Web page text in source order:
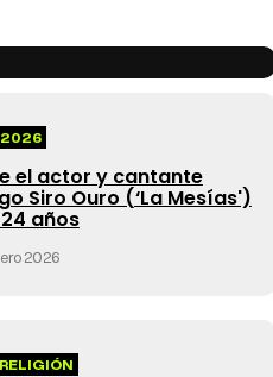
el actor y cantante
Siro Ouro (‘La Mesías')
años
2026